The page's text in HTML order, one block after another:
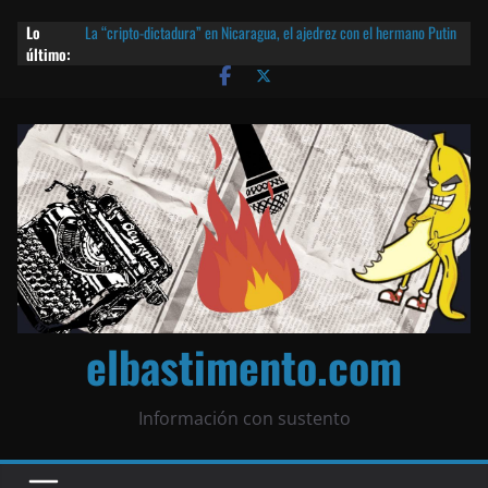
Lo
último:
La “cripto-dictadura” en Nicaragua, el ajedrez con el hermano Putin
Agarrá tu POLLO FRITO, vamos a la dictadura ETERNA | ¡O lo que
¡El partido único! Nicaragua, la Corea del Norte con queso frito y el
Batman de Matagalpa
Las mentiras del Cardenal Leopoldo Brenes con el Papa
¿Piratas de El Carmen en la India? El barco fantasma de Nicaragua |
¡O lo que queda!
elbastimento.com
Información con sustento